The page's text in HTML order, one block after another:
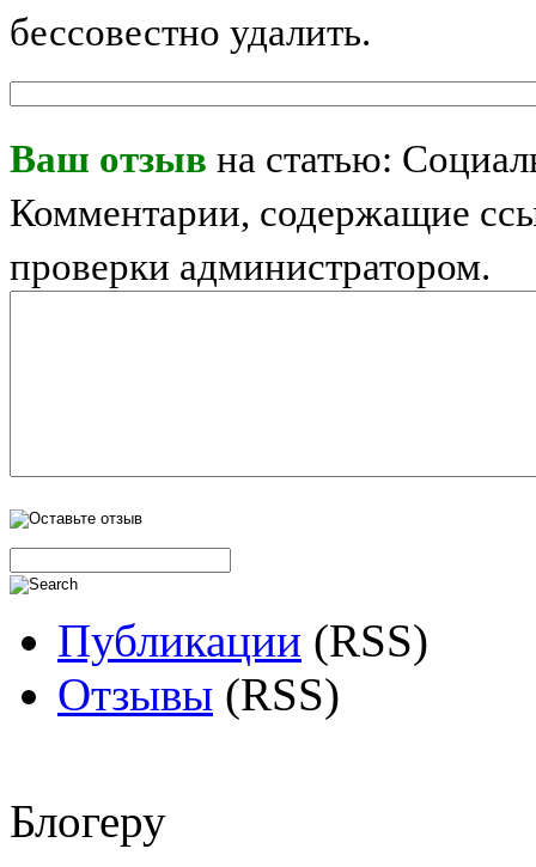
бессовестно удалить.
Ваш отзыв на статью:
Комментарии, содержащие
проверки администратором.
Публикации (RSS)
Отзывы (RSS)
Блогеру